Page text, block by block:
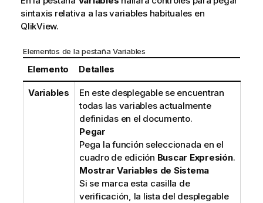
sintaxis relativa a las variables habituales en
QlikView.
Elementos de la pestaña Variables
Elemento Detalles
Variables
En este desplegable se encuentran
todas las variables actualmente
definidas en el documento.
Pegar
Pega la función seleccionada en el
cuadro de edición Buscar Expresión.
Mostrar Variables de Sistema
Si se marca esta casilla de
verificación, la lista del desplegable